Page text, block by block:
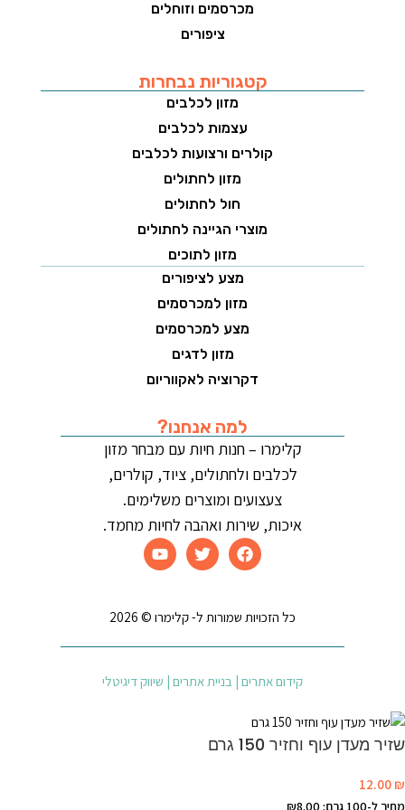
מכרסמים וזוחלים
ציפורים
קטגוריות נבחרות
מזון לכלבים
עצמות לכלבים
קולרים ורצועות לכלבים
מזון לחתולים
חול לחתולים
מוצרי הגיינה לחתולים
מזון לתוכים
מצע לציפורים
מזון למכרסמים
מצע למכרסמים
מזון לדגים
דקרוציה לאקווריום
למה אנחנו?
קלימרו – חנות חיות עם מבחר מזון
לכלבים ולחתולים, ציוד, קולרים,
צעצועים ומוצרים משלימים.
איכות, שירות ואהבה לחיות מחמד.
כל הזכויות שמורות ל- קלימרו © 2026
קידום אתרים | בניית אתרים | שיווק דיגיטלי
שזיר מעדן עוף וחזיר 150 גרם
12.00 ₪
מחיר ל-100 גרם: ₪8.00